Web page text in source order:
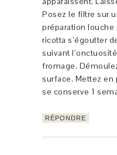
Posez le filtre sur
préparation louche
ricotta s’égoutter
suivant
fromage.
surface. Mettez en
se conserve 1
RÉPONDRE